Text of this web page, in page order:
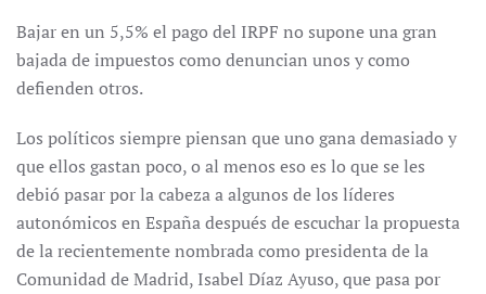
Bajar en un 5,5% el pago del IRPF no supone una gran
bajada de impuestos como denuncian unos y como
defienden otros.
Los políticos siempre piensan que uno gana demasiado y
que ellos gastan poco, o al menos eso es lo que se les
debió pasar por la cabeza a algunos de los líderes
autonómicos en España después de escuchar la propuesta
de la recientemente nombrada como presidenta de la
Comunidad de Madrid, Isabel Díaz Ayuso, que pasa por